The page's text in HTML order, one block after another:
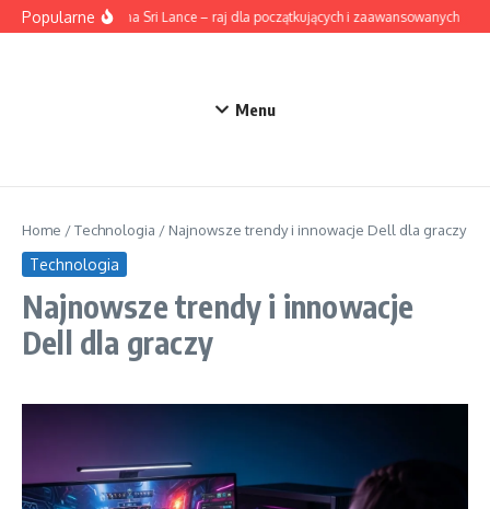
Przejdź do treści
PopularneSurfing na Sri Lance – raj dla początkujących i zaawansowanych
Menu
Home /Technologia / Najnowsze trendy i innowacje Dell dla graczy
Technologia
Najnowsze trendy i innowacje
Dell dla graczy